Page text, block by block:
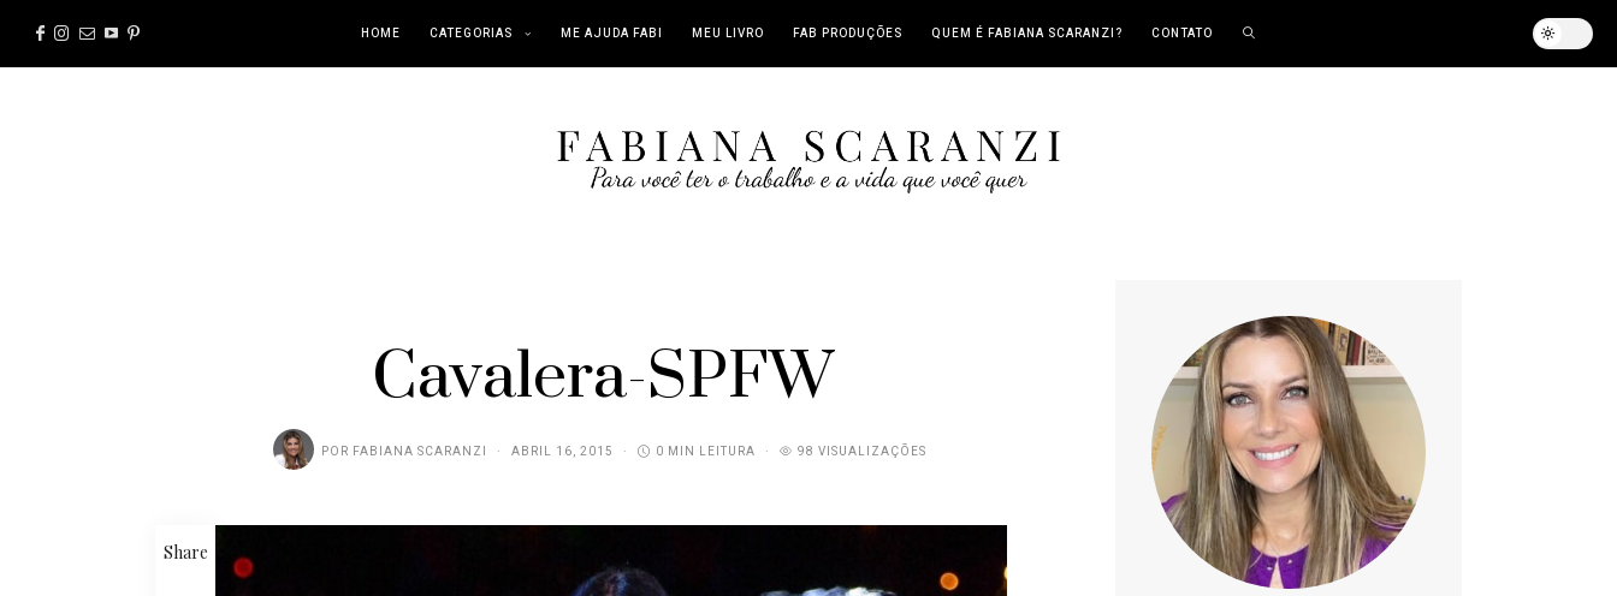
HOME CATEGORIAS ME AJUDA FABI MEU LIVRO FAB PRODUÇÕES QUEM É FABIANA SCARANZI? CONTATO
Cavalera-SPFW
POR FABIANA SCARANZI ABRIL 16, 2015 0 MIN LEITURA 98 VISUALIZAÇÕES
Share